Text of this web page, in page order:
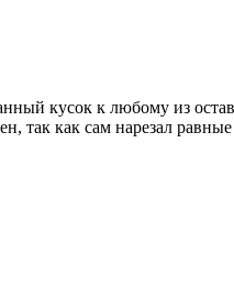
кусок к любому из
так как сам нарезал